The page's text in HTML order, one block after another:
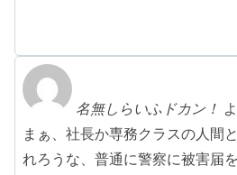
名無しらいふドカン！
まぁ、社長か専務クラスの人間
れろうな、普通に警察に被害届